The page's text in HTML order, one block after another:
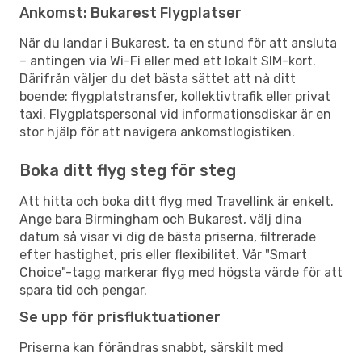
Ankomst: Bukarest Flygplatser
När du landar i Bukarest, ta en stund för att ansluta
– antingen via Wi-Fi eller med ett lokalt SIM-kort.
Därifrån väljer du det bästa sättet att nå ditt
boende: flygplatstransfer, kollektivtrafik eller privat
taxi. Flygplatspersonal vid informationsdiskar är en
stor hjälp för att navigera ankomstlogistiken.
Boka ditt flyg steg för steg
Att hitta och boka ditt flyg med Travellink är enkelt.
Ange bara Birmingham och Bukarest, välj dina
datum så visar vi dig de bästa priserna, filtrerade
efter hastighet, pris eller flexibilitet. Vår "Smart
Choice"-tagg markerar flyg med högsta värde för att
spara tid och pengar.
Se upp för prisfluktuationer
Priserna kan förändras snabbt, särskilt med